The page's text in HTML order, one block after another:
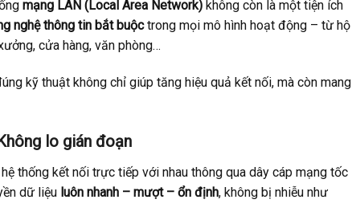
mạng LAN (Local Area Network) không còn là một tiện ích
nghệ thông tin bắt buộctrong mọi mô hình hoạt động – từ hộ
cửa hàng, văn phòng…
kỹ thuật không chỉ giúp tăng hiệu quả kết nối, mà còn mang
lo gián đoạn
thống kết nối trực tiếp với nhau thông qua dây cáp mạng tốc
dữ liệu luôn nhanh – mượt – ổn định, không bị nhiễu như